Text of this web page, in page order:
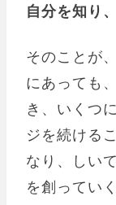
自分を知り
そのことが
にあっても
き、いくつ
ジを続ける
なり、しい
を創ってい